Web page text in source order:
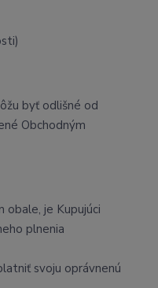
byť odlišné od
Obchodným
obale, je Kupujúci
plnenia
svoju oprávnenú